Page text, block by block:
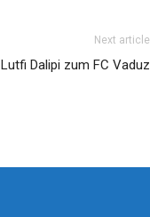
Next article
Lutfi Dalipi zum FC Vaduz